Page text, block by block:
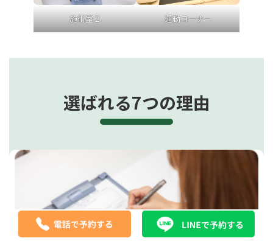
施術室２ 運動コーナー
選ばれる7つの理由